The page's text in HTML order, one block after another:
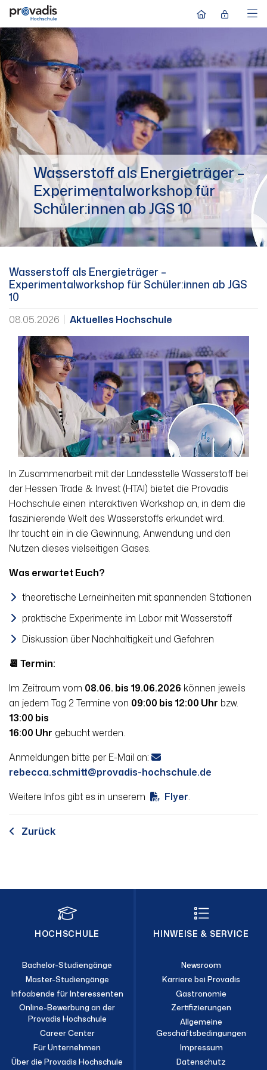
Wasserstoff als Energieträger –
Experimentalworkshop für
Schüler:innen ab JGS 10
Wasserstoff als Energieträger –
Experimentalworkshop für Schüler:innen ab JGS
10
08.05.2026 Aktuelles Hochschule
In Zusammenarbeit mit der Landesstelle Wasserstoff bei
der Hessen Trade & Invest (HTAI) bietet die Provadis
Hochschule einen interaktiven Workshop an, in dem die
faszinierende Welt des Wasserstoffs erkundet wird.
Ihr taucht ein in die Gewinnung, Anwendung und den
Nutzen dieses vielseitigen Gases.
Was erwartet Euch?
theoretische Lerneinheiten mit spannenden Stationen
praktische Experimente im Labor mit Wasserstoff
Diskussion über Nachhaltigkeit und Gefahren
📆 Termin:
Im Zeitraum vom 08.06. bis 19.06.2026 können jeweils
an jedem Tag 2 Termine von 09:00 bis 12:00 Uhr bzw.
13:00 bis
16:00 Uhr gebucht werden.
Anmeldungen bitte per E-Mail an:
rebecca.schmitt
provadis-hochschule.de
Weitere Infos gibt es in unserem
Flyer.
Zurück
HOCHSCHULE
Bachelor-Studiengänge
Master-Studiengänge
Infoabende für Interessenten
Online-Bewerbung an der
Provadis Hochschule
Career Center
Für Unternehmen
Über die Provadis Hochschule
HINWEISE & SERVICE
Newsroom
Karriere bei Provadis
Gastronomie
Zertifizierungen
Allgemeine
Geschäftsbedingungen
Impressum
Datenschutz